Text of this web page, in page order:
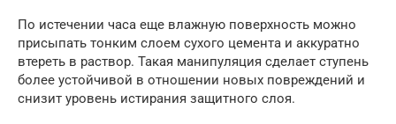
По истечении часа еще влажную поверхность можно
присыпать тонким слоем сухого цемента и аккуратно
втереть в раствор. Такая манипуляция сделает ступень
более устойчивой в отношении новых повреждений и
снизит уровень истирания защитного слоя.